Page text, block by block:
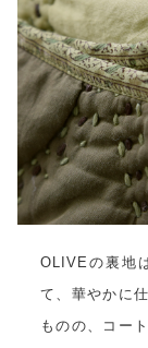
OLIVEの裏地
て、華やかに
ものの、コー